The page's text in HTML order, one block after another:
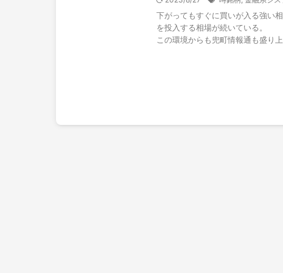
下がってもすぐに買いが入る強い
を投入する相場が続いている。
この環境からも兜町情報通も盛り